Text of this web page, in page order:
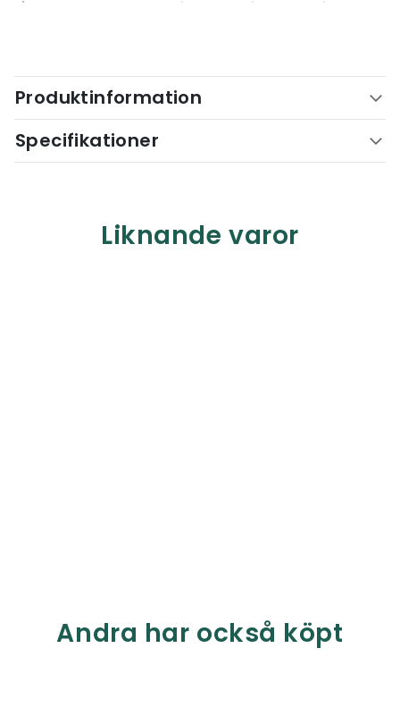
Produktinformation
Specifikationer
Liknande varor
Andra har också köpt